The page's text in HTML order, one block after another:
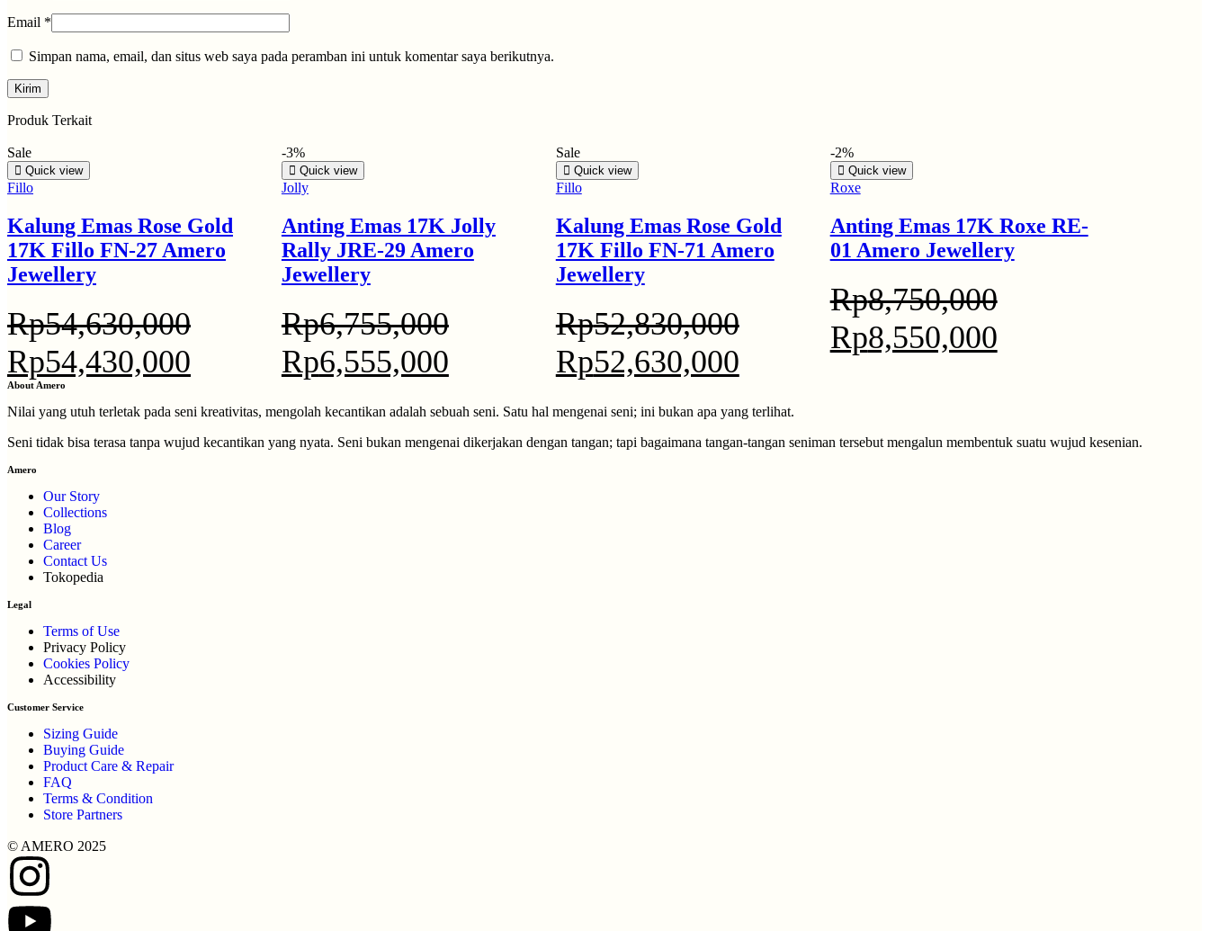
Email *
Simpan nama, email, dan situs web saya pada peramban ini untuk komentar saya berikutnya.
Produk Terkait
Sale
Quick view
Fillo
Kalung Emas Rose Gold
17K Fillo FN-27 Amero
Jewellery
Rp54,630,000
Rp54,430,000
-3%
Quick view
Jolly
Anting Emas 17K Jolly
Rally JRE-29 Amero
Jewellery
Rp6,755,000
Rp6,555,000
Sale
Quick view
Fillo
Kalung Emas Rose Gold
17K Fillo FN-71 Amero
Jewellery
Rp52,830,000
Rp52,630,000
-2%
Quick view
Roxe
Anting Emas 17K Roxe RE-
01 Amero Jewellery
Rp8,750,000
Rp8,550,000
About Amero
Nilai yang utuh terletak pada seni kreativitas, mengolah kecantikan adalah sebuah seni. Satu hal mengenai seni; ini bukan apa yang terlihat.
Seni tidak bisa terasa tanpa wujud kecantikan yang nyata. Seni bukan mengenai dikerjakan dengan tangan; tapi bagaimana tangan-tangan seniman tersebut mengalun membentuk suatu wujud kesenian.
Amero
Our Story
Collections
Blog
Career
Contact Us
Tokopedia
Legal
Terms of Use
Privacy Policy
Cookies Policy
Accessibility
Customer Service
Sizing Guide
Buying Guide
Product Care & Repair
FAQ
Terms & Condition
Store Partners
© AMERO 2025